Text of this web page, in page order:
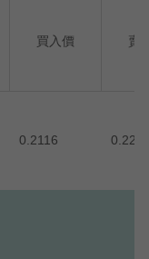
買入價 賣
0.2116